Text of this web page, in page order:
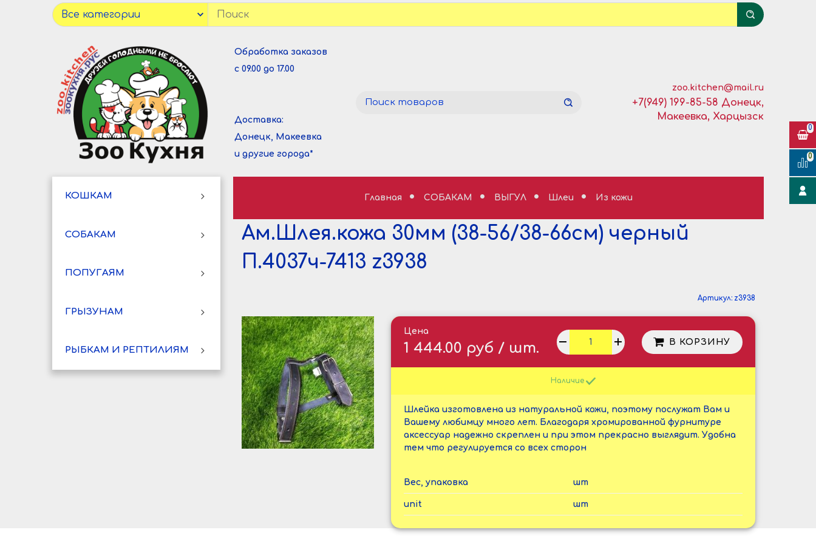
Обработка заказов
с 09.00 до 17.00
Доставка:
Донецк, Макеевка
и другие города*
zoo.kitchen@mail.ru
+7(949) 199-85-58 Донецк,
Макеевка, Харцызск
КОШКАМ
СОБАКАМ
ПОПУГАЯМ
ГРЫЗУНАМ
РЫБКАМ И РЕПТИЛИЯМ
Главная СОБАКАМ ВЫГУЛ Шлеи Из кожи
Ам.Шлея.кожа 30мм (38-56/38-66см) черный
П.4037ч-7413 z3938
Артикул: z3938
Цена
1 444.00 руб / шт. В КОРЗИНУ
Наличие
Шлейка изготовлена из натуральной кожи, поэтому послужат Вам и
Вашему любимцу много лет. Благодаря хромированной фурнитуре
аксессуар надежно скреплен и при этом прекрасно выглядит. Удобна
тем что регулируется со всех сторон
Вес, упаковка шт
unit шт
0
0